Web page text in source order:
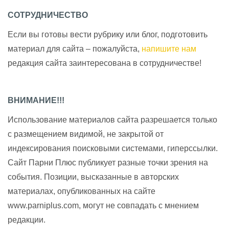
СОТРУДНИЧЕСТВО
Если вы готовы вести рубрику или блог, подготовить
материал для сайта – пожалуйста, напишите нам
редакция сайта заинтересована в сотрудничестве!
ВНИМАНИЕ!!!
Использование материалов сайта разрешается только
с размещением видимой, не закрытой от
индексирования поисковыми системами, гиперссылки.
Сайт Парни Плюс публикует разные точки зрения на
события. Позиции, высказанные в авторских
материалах, опубликованных на сайте
www.parniplus.com, могут не совпадать с мнением
редакции.